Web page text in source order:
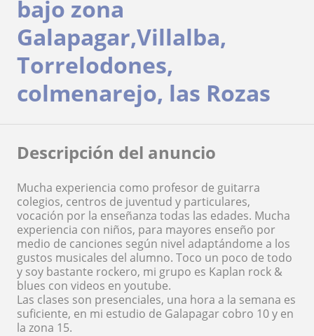
bajo zona
Galapagar,Villalba,
Torrelodones,
colmenarejo, las Rozas
Descripción del anuncio
Mucha experiencia como profesor de guitarra
colegios, centros de juventud y particulares,
vocación por la enseñanza todas las edades. Mucha
experiencia con niños, para mayores enseño por
medio de canciones según nivel adaptándome a los
gustos musicales del alumno. Toco un poco de todo
y soy bastante rockero, mi grupo es Kaplan rock &
blues con videos en youtube.
Las clases son presenciales, una hora a la semana es
suficiente, en mi estudio de Galapagar cobro 10 y en
la zona 15.